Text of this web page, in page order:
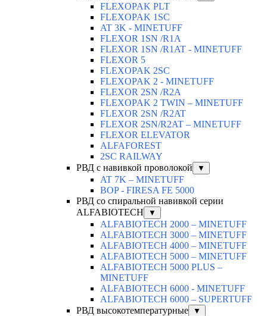
FLEXOPAK PLT
FLEXOPAK 1SС
AT 3K - MINETUFF
FLEXOR 1SN /R1A
FLEXOR 1SN /R1AT - MINETUFF
FLEXOR 5
FLEXOPAK 2SС
FLEXOPAK 2 - MINETUFF
FLEXOR 2SN /R2A
FLEXOPAK 2 TWIN – MINETUFF
FLEXOR 2SN /R2AT
FLEXOR 2SN/R2AT – MINETUFF
FLEXOR ELEVATOR
ALFAFOREST
2SC RAILWAY
РВД с навивкой проволокой
▼
AT 7K – MINETUFF
BOP - FIRESA FE 5000
РВД со спиральной навивкой серии
ALFABIOTECH
▼
ALFABIOTECH 2000 – MINETUFF
ALFABIOTECH 3000 – MINETUFF
ALFABIOTECH 4000 – MINETUFF
ALFABIOTECH 5000 – MINETUFF
ALFABIOTECH 5000 PLUS –
MINETUFF
ALFABIOTECH 6000 - MINETUFF
ALFABIOTECH 6000 – SUPERTUFF
РВД высокотемпературные
▼